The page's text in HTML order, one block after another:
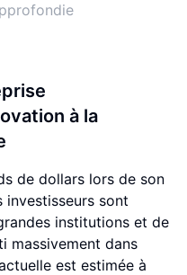
à la
de dollars lors de son
investisseurs sont
institutions et de
massivement dans
est estimée à